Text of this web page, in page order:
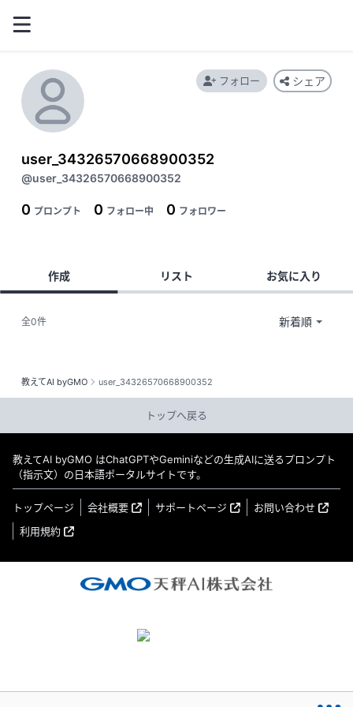
教えてAI byGMO user_34326570668900352
user_34326570668900352
@user_34326570668900352
0 プロンプト 0 フォロー中 0 フォロワー
フォロー シェア
作成 リスト お気に入り
全0件
トップへ戻る
教えてAI byGMO はChatGPTやGeminiなどの生成AIに送るプロンプト
（指示文）の日本語ポータルサイトです。
トップページ 会社概要 サポートページ
お問い合わせ
利用規約